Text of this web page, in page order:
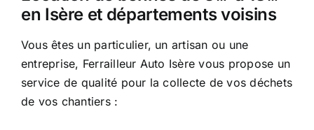
en Isère et départements voisins
Vous êtes un particulier, un artisan ou une
entreprise, Ferrailleur Auto Isère vous propose un
service de qualité pour la collecte de vos déchets
de vos chantiers :